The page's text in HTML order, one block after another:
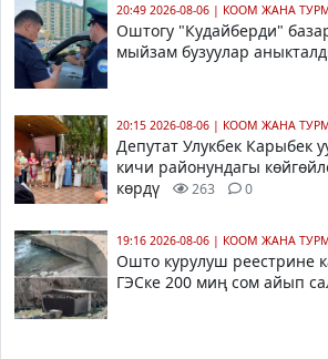
20:49 2026-08-06 | КООМ ЖАНА
Оштогу "Кудайберди"
мыйзам бузуулар
20:15 2026-08-06 | КООМ ЖАНА
Депутат Улукбек Карыбек
кичи районундагы
көрдү
263 0
19:16 2026-08-06 | КООМ ЖАНА
Ошто курулуш реестрине
ГЭСке 200 миң сом айып